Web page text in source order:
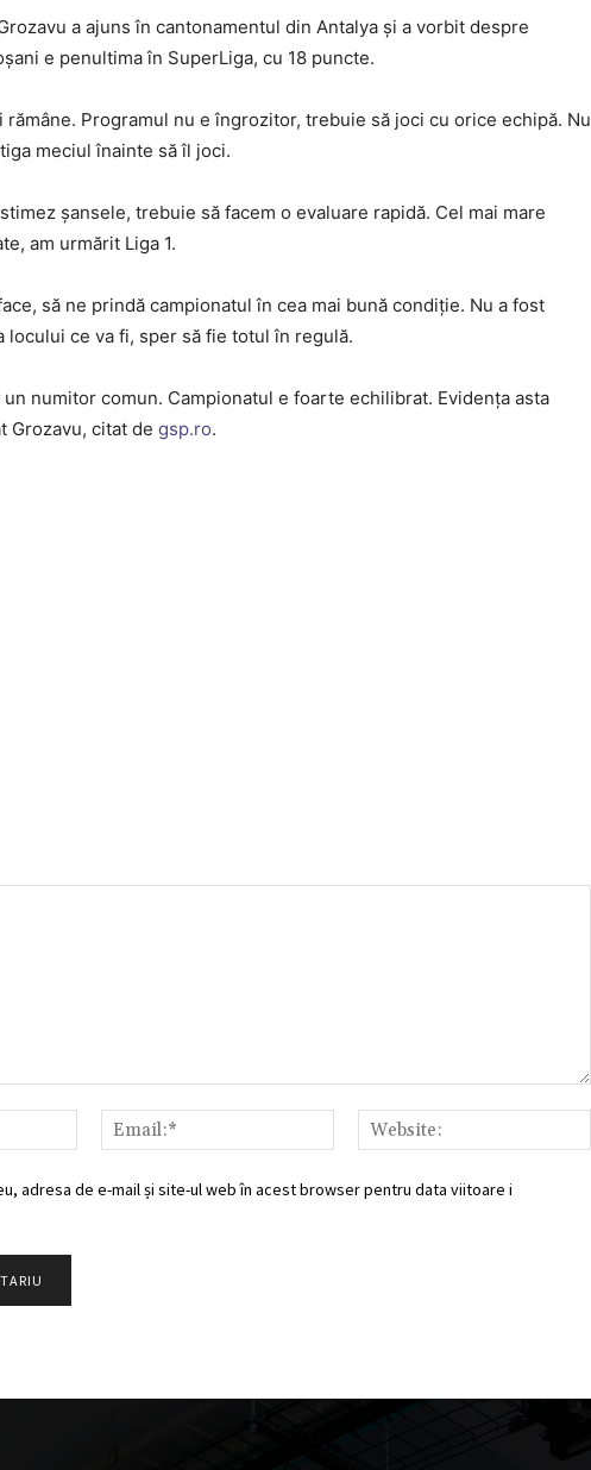
a ajuns în cantonamentul din Antalya și a vorbit despre
e penultima în SuperLiga, cu 18 puncte.
Programul nu e îngrozitor, trebuie să joci cu orice echipă. Nu
meciul înainte să îl joci.
şansele, trebuie să facem o evaluare rapidă. Cel mai mare
am urmărit Liga 1.
să ne prindă campionatul în cea mai bună condiţie. Nu a fost
locului ce va fi, sper să fie totul în regulă.
numitor comun. Campionatul e foarte echilibrat. Evidenţa asta
Grozavu, citat de gsp.ro.
Nume:*
Email:*
adresa de e-mail și site-ul web în acest browser pentru data viitoare i